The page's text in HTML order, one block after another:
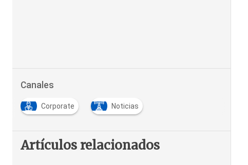
Canales
Corporate Noticias
Artículos relacionados